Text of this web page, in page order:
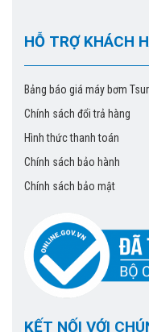
HỖ TRỢ KHÁCH
Bảng báo giá máy bơm
Chính sách đổi trả hàng
Hình thức thanh toán
Chính sách bảo hành
Chính sách bảo mật
KẾT NỐI VỚI